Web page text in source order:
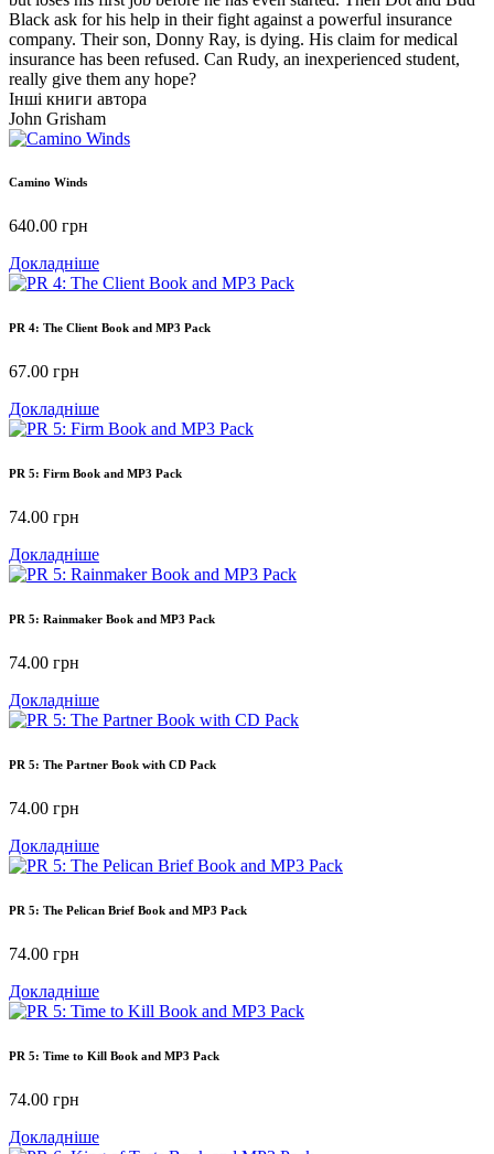
Black ask for his help in their fight against a powerful insurance
company. Their son, Donny Ray, is dying. His claim for medical
insurance has been refused. Can Rudy, an inexperienced student,
really give them any hope?
Інші книги автора
John Grisham
Camino Winds
640.00 грн
Докладніше
PR 4: The Client Book and MP3 Pack
67.00 грн
Докладніше
PR 5: Firm Book and MP3 Pack
74.00 грн
Докладніше
PR 5: Rainmaker Book and MP3 Pack
74.00 грн
Докладніше
PR 5: The Partner Book with CD Pack
74.00 грн
Докладніше
PR 5: The Pelican Brief Book and MP3 Pack
74.00 грн
Докладніше
PR 5: Time to Kill Book and MP3 Pack
74.00 грн
Докладніше